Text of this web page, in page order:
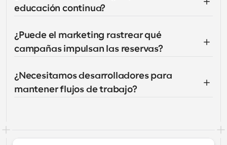
educación continua?
¿Puede el marketing rastrear qué
campañas impulsan las reservas?
¿Necesitamos desarrolladores para
mantener flujos de trabajo?